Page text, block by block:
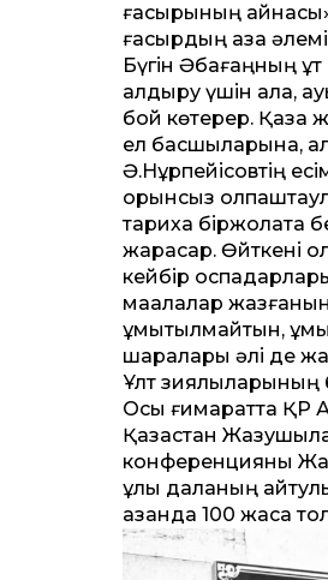
ғасырының айнасы»,
ғасырдың қазақ
Бүгін Әбағаңның
қалдыру үшін қала,
бой көтерер. Қазақ
ел басшыларына,
Ә.Нұрпейісовтің
орынсыз
тарихқа біржолата
жарасар. Өйткені
кейбір
мақалалар
ұмытылмайтын,
шаралары әлі де
Ұлт зиялыларының
Осы ғимарат­та ҚР
Қазақстан
конференцияны
ұлы даланың
қазанда 100 жасқа